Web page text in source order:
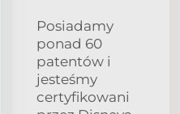
Posiadamy
ponad 60
patentów i
jesteśmy
certyfikowani